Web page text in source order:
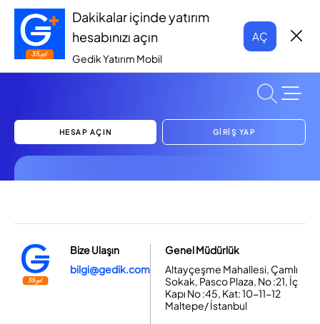
Dakikalar içinde yatırım
hesabınızı açın
Gedik Yatırım Mobil
AÇ
HESAP AÇIN GİRİŞ YAP
Bize Ulaşın
bilgi@gedik.com
Genel Müdürlük
Altayçeşme Mahallesi, Çamlı
Sokak, Pasco Plaza, No :21, İç
Kapı No :45, Kat: 10-11-12
Maltepe/ İstanbul